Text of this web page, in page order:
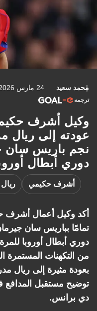
محمد سعيد 24 مارس 2026 ١٩:٥٠-04:00
ترجمه
وكيل أشرف
عودته إلى ريال
نجم باريس سان
دوري أبطال
أشرف حكيمي
أكد وكيل أعمال أشرف
تمامًا بباريس سان
دوري أبطال أوروبا
من التكهنات المستمرة
بعودة مثيرة إلى ريال
توضيح مستقبل المدافع
دي برانس.